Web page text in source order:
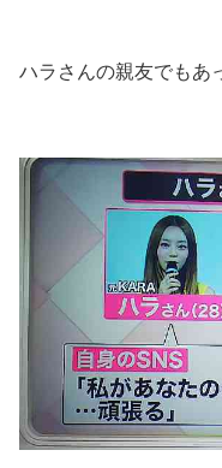
ハラさんの親友でもあ